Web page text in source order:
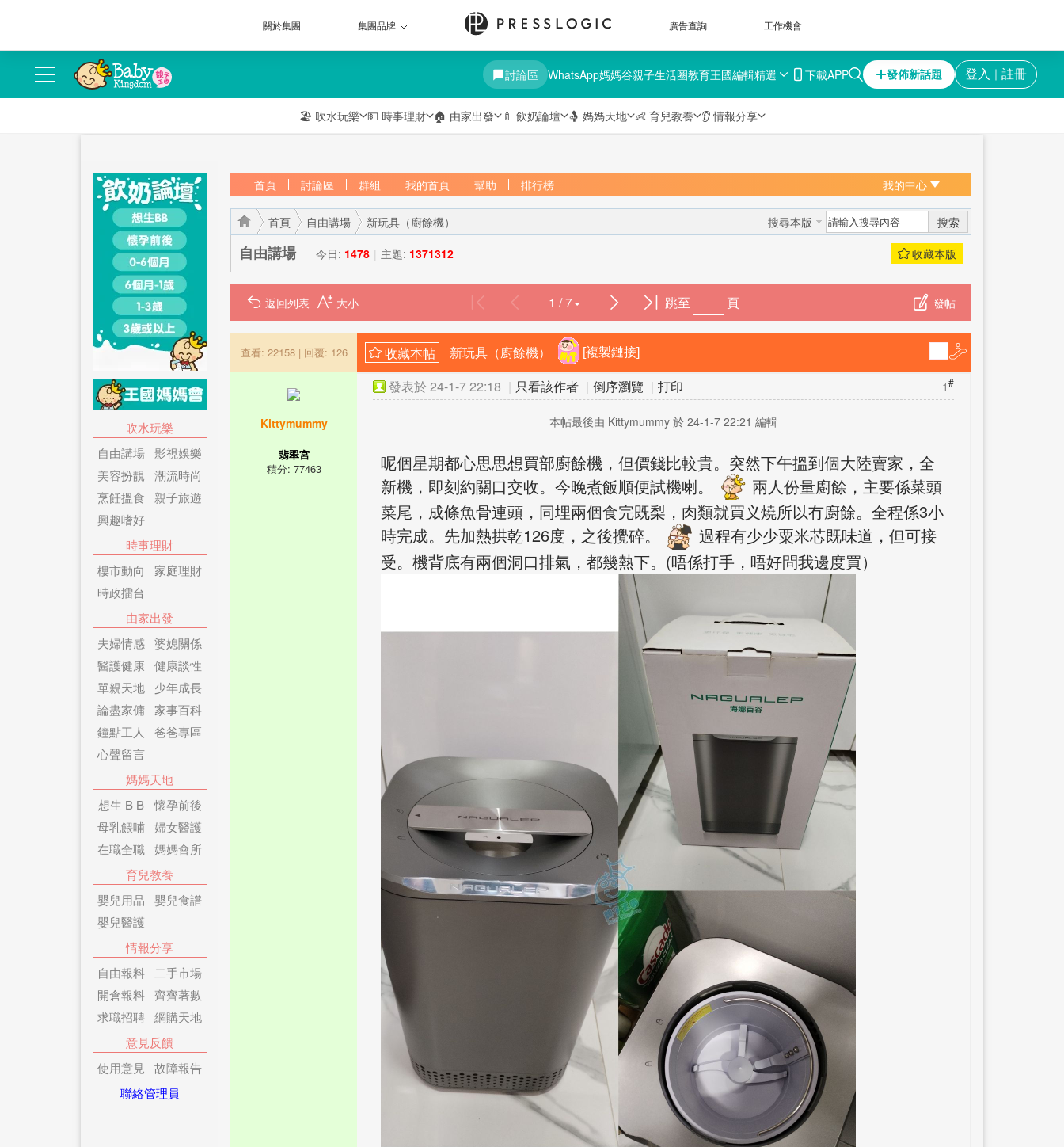
關於集團 集團品牌 廣告查詢 工作機會
討論區 WhatsApp媽媽谷親子生活圈教育王國編輯精選 下載APP 發佈新話題 登入 ｜ 註冊
🏖️ 吹水玩樂 💵 時事理財 🏠 由家出發 🍼 飲奶論壇 🤱 媽媽天地 👶 育兒教養 👂 情報分享
吹水玩樂
自由講場 影視娛樂
美容扮靚
潮流時尚
烹飪搵食
親子旅遊
興趣嗜好
時事理財
樓市動向
家庭理財
時政擂台
由家出發
夫婦情感 婆媳關係
醫護健康
健康談性
單親天地
少年成長
論盡家傭
家事百科
鐘點工人
爸爸專區
心聲留言
媽媽天地
想生 B B
懷孕前後
母乳餵哺 婦女醫護
在職全職
媽媽會所
育兒教養
嬰兒用品
嬰兒食譜
嬰兒醫護
情報分享
自由報料
二手市場
開倉報料 齊齊著數
求職招聘
網購天地
意見反饋
使用意見
故障報告
聯絡管理員
我的中心
首頁 討論區 群組 我的首頁 幫助 排行榜
搜尋本版 搜索
首頁
›
自由講場 新玩具（廚餘機）
自由講場 今日: 1478 | 主題: 1371312
發帖
返回列表 1 / 7 跳至 頁
查看: 22158| 回覆: 126 新玩具（廚餘機） [複製鏈接]
Kittymummy
翡翠宮
積分: 77463
1#
發表於 24-1-7 22:18 | 只看該作者 | 倒序瀏覽 | 打印
本帖最後由 Kittymummy 於 24-1-7 22:21 編輯
呢個星期都心思思想買部廚餘機，但價錢比較貴。突然下午搵到個大陸賣家，全
新機，即刻約關口交收。今晚煮飯順便試機喇。
兩人份量廚餘，主要係菜頭
菜尾，成條魚骨連頭，同埋兩個食完既梨，肉類就買义燒所以冇廚餘。全程係3小
時完成。先加熱拱乾126度，之後攪碎。
過程有少少粟米芯既味道，但可接
受。機背底有兩個洞口排氣，都幾熱下。(唔係打手，唔好問我邊度買）